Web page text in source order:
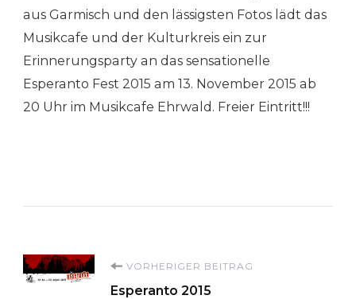
aus Garmisch und den lässigsten Fotos lädt das
Musikcafe und der Kulturkreis ein zur
Erinnerungsparty an das sensationelle
Esperanto Fest 2015 am 13. November 2015 ab
20 Uhr im Musikcafe Ehrwald. Freier Eintritt!!!
Beitragsnavigation
VORHERIGER BEITRAG
Esperanto 2015